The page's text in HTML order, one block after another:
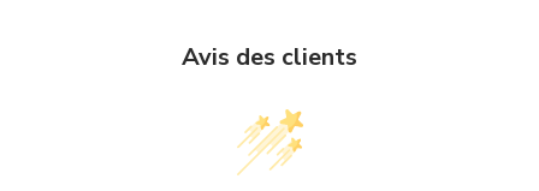
Avis des clients